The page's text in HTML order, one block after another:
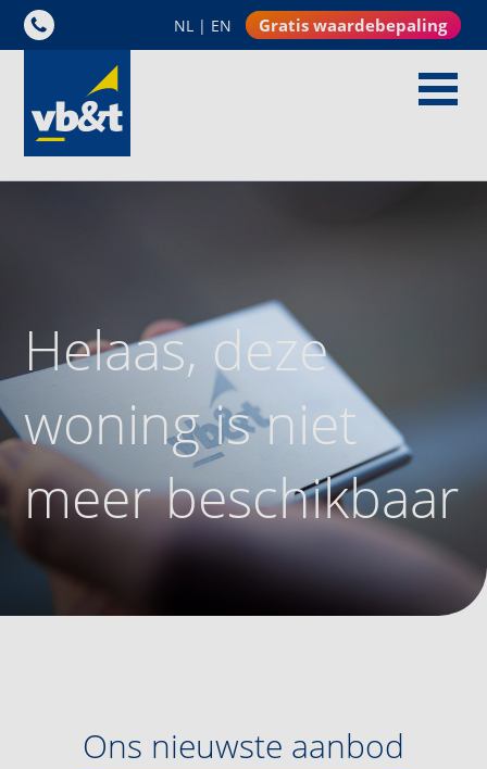
NL | EN Gratis waardebepaling
Helaas, deze
woning is niet
meer beschikbaar
Ons nieuwste aanbod